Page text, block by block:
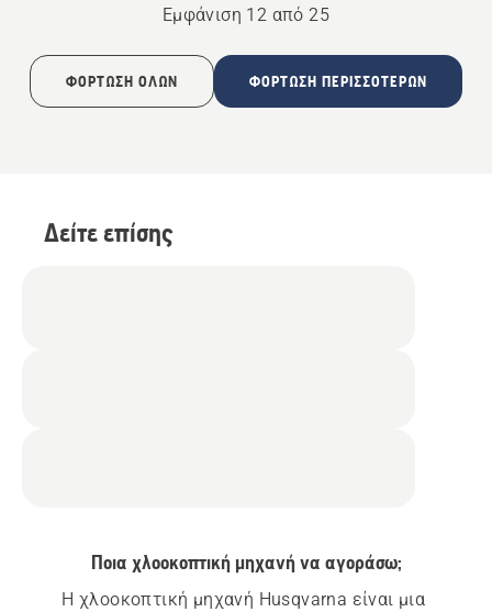
Εμφάνιση 12 από 25
ΦΌΡΤΩΣΗ ΌΛΩΝ ΦΌΡΤΩΣΗ ΠΕΡΙΣΣΌΤΕΡΩΝ
Δείτε επίσης
Ποια χλοοκοπτική μηχανή να αγοράσω;
Η χλοοκοπτική μηχανή Husqvarna είναι μια